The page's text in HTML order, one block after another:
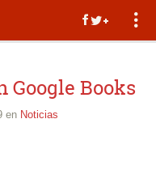
Google Books
en Noticias